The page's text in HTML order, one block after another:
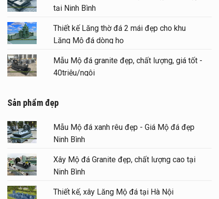
tại Ninh Bình
Thiết kế Lăng thờ đá 2 mái đẹp cho khu
Lăng Mộ đá dòng họ
Mẫu Mộ đá granite đẹp, chất lượng, giá tốt -
40triệu/ngôi
Sản phẩm đẹp
Mẫu Mộ đá xanh rêu đẹp - Giá Mộ đá đẹp
Ninh Bình
Xây Mộ đá Granite đẹp, chất lượng cao tại
Ninh Bình
Thiết kế, xây Lăng Mộ đá tại Hà Nội